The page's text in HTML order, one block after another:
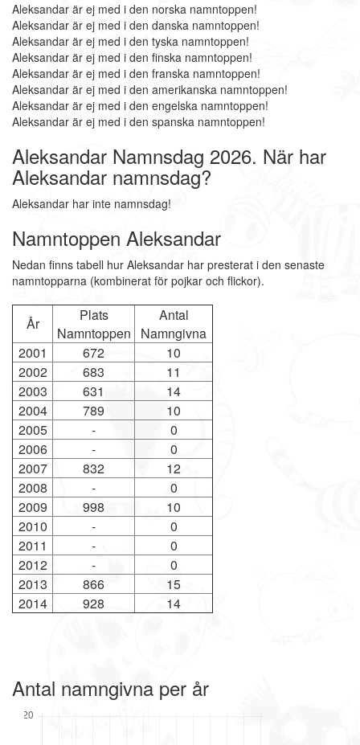
Aleksandar är ej med i den norska namntoppen!
Aleksandar är ej med i den danska namntoppen!
Aleksandar är ej med i den tyska namntoppen!
Aleksandar är ej med i den finska namntoppen!
Aleksandar är ej med i den franska namntoppen!
Aleksandar är ej med i den amerikanska namntoppen!
Aleksandar är ej med i den engelska namntoppen!
Aleksandar är ej med i den spanska namntoppen!
Aleksandar Namnsdag 2026. När har
Aleksandar namnsdag?
Aleksandar har inte namnsdag!
Namntoppen Aleksandar
Nedan finns tabell hur Aleksandar har presterat i den senaste
namntopparna (kombinerat för pojkar och flickor).
År
Plats
Namntoppen
Antal
Namngivna
2001
672
10
2002
683
11
2003
631
14
2004
789
10
2005
-
0
2006
-
0
2007
832
12
2008
-
0
2009
998
10
2010
-
0
2011
-
0
2012
-
0
2013
866
15
2014
928 14
Antal namngivna per år